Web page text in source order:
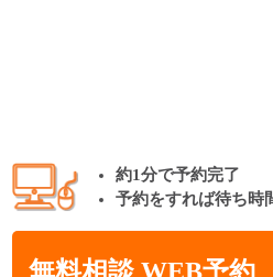
約1分で予約完了
予約をすれば待ち時